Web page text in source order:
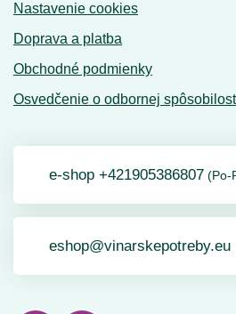
Nastavenie cookies
Doprava a platba
Obchodné podmienky
Osvedčenie o odbornej
e-shop +421905386807 (Po-
eshop@vinarskepotreby.eu